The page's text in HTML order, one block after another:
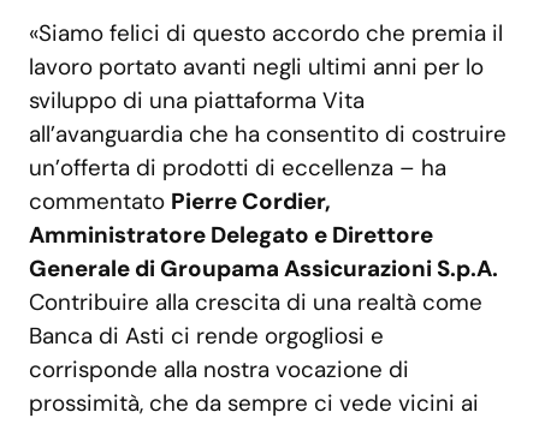
«Siamo felici di questo accordo che premia il
lavoro portato avanti negli ultimi anni per lo
sviluppo di una piattaforma Vita
all’avanguardia che ha consentito di costruire
un’offerta di prodotti di eccellenza – ha
commentato Pierre Cordier,
Amministratore Delegato e Direttore
Generale di Groupama Assicurazioni S.p.A.
Contribuire alla crescita di una realtà come
Banca di Asti ci rende orgogliosi e
corrisponde alla nostra vocazione di
prossimità, che da sempre ci vede vicini ai